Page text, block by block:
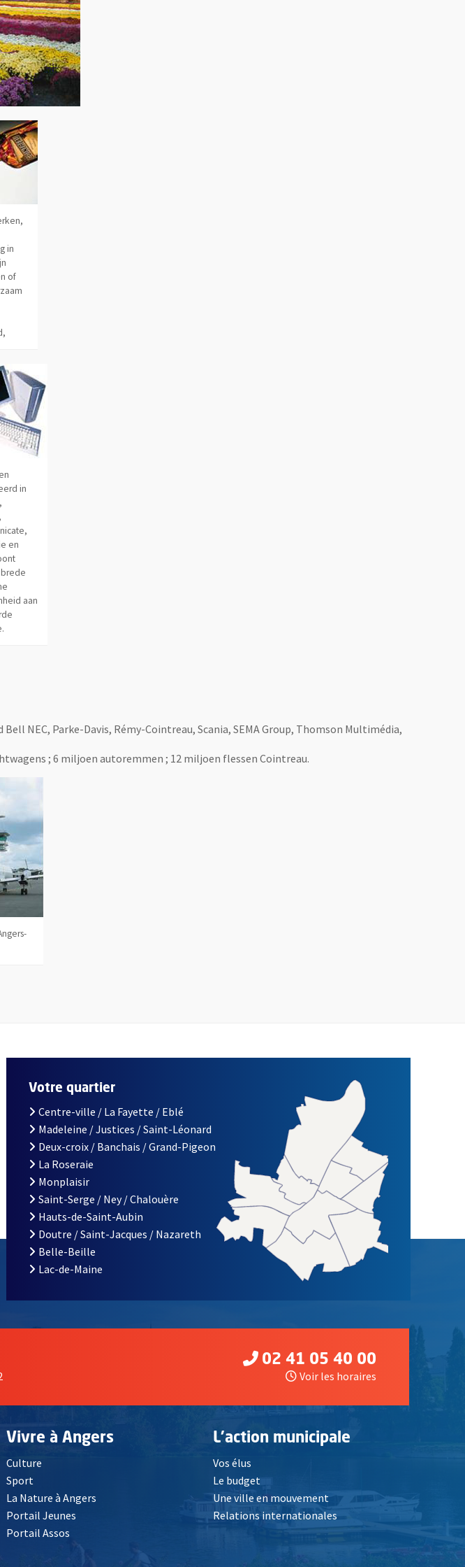
in
of
in
en
aan
NEC, Parke-Davis, Rémy-Cointreau, Scania, SEMA Group, Thomson Multimédia,
; 6 miljoen autoremmen ; 12 miljoen flessen Cointreau.
obligatoire)
D'INSCRIPTION À LA LETTRE D'INFORMATION DE LA VILLE D'ANGERS
fenêtrefenêtre
Votre quartier
Centre-ville / La Fayette / Eblé
Madeleine / Justices / Saint-Léonard
Deux-croix / Banchais / Grand-Pigeon
La Roseraie
Monplaisir
Saint-Serge / Ney / Chalouère
Hauts-de-Saint-Aubin
Doutre / Saint-Jacques / Nazareth
Belle-Beille
Lac-de-Maine
02 41 05 40 00
Voir les horaires
Vivre à Angers
Culture
Sport
La Nature à Angers
Portail Jeunes
Portail Assos
L'action municipale
Vos élus
Le budget
Une ville en mouvement
Relations internationales